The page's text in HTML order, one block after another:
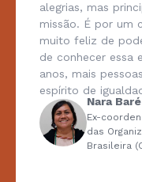
alegrias, mas
missão. É por um
muito feliz de
de conhecer essa
anos, mais
espírito de
Nara Baré
Ex-
das
Brasileira